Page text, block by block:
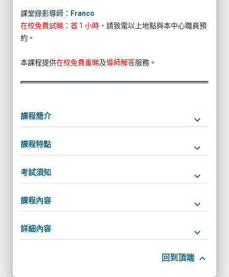
課堂錄影導師： Franco
在校免費試睇：首 1 小時 ，請致電以上地點與本中心職員預
約。
本課程提供在校免費重睇及導師解答服務。
課程簡介 keyboard_arrow_down
課程特點 keyboard_arrow_down
考試須知 keyboard_arrow_down
課程內容 keyboard_arrow_down
詳細內容 keyboard_arrow_down
回到頂端 keyboard_arrow_up